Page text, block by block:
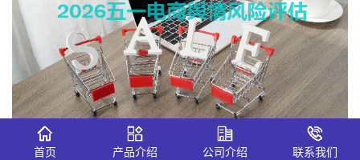
首页 产品介绍 公司介绍 联系我们